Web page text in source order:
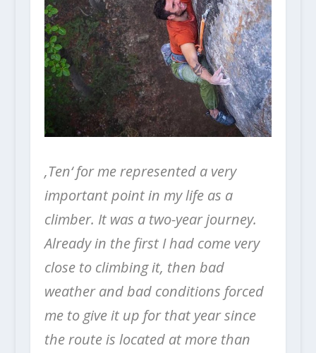
‚Ten‘ for me represented a very
important point in my life as a
climber. It was a two-year journey.
Already in the first I had come very
close to climbing it, then bad
weather and bad conditions forced
me to give it up for that year since
the route is located at more than